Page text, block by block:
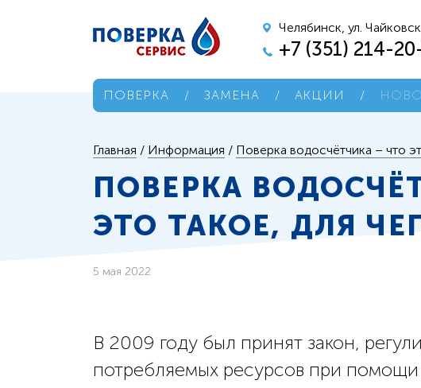
Челябинск, ул.
+7 (351) 214-
ПОВЕРКА / ЗАМЕНА / АКЦИИ /
Главная / Информация / Поверка водосчётчика – что
ПОВЕРКА
ЭТО ТАКОЕ, ДЛЯ
5 мая 2022
В 2009 году был принят закон,
потребляемых ресурсов при помощи